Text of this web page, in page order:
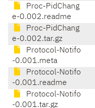
Proc-PidChang
e-0.002.readme
Proc-PidChang
e-0.002.tar.gz
Protocol-Notifo
-0.001.meta
Protocol-Notifo
-0.001.readme
Protocol-Notifo
-0.001.tar.gz